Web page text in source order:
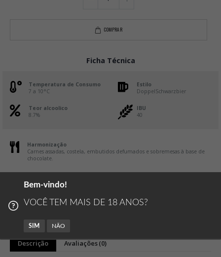
COMPRAR
Ficha Técnica
Temperatura de Consumo
7 a 10°C
Estilo
DoppelSchwarzbier
Teor alcoolico
8.7%
IBU
40
Harmonização
Carnes assadas, costela, embutidos defumados e sobremesas à base de
chocolate.
intenso
Aroma
torrefação remetendo a café, cacau e chocolate amargo
Descrição Avaliações (0)
Bem-vindo!
VOCÊ TEM MAIS DE 18 ANOS?
SIM NÃO